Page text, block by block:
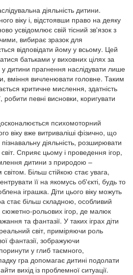
діяльність дитини.
віку і, відстоявши право на деяку
усвідомлює свій тісний зв'язок з
вибирає зразок для
відповідати йому у всьому. Цей
батьками у виховних цілях за
прагнення наслідувати лише
вміння вичленювати головне. Таким
критичне мислення, здатність
робити певні висновки, коригувати
психомоторний
віку вже витриваліші фізично, що
діяльність, розширювати
Сприяє цьому і проведення ігор,
дитини з природою –
Більш стійкою стає увага,
її на якомусь об'єкті, будь то
іграшка. Діти цього віку можуть
стає більш складною, особливий
сюжетно-рольових ігор, де малюк
та фантазії. У таких іграх діти
світ, приміряючи роль
фантазії, зображуючи
у глиб таємного,
гра допомагає дитині подолати
вихід із проблемної ситуації.